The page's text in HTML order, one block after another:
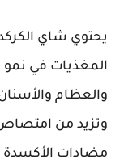
يحتوي شاي
المغذيات في نمو
والعظام
وتزيد من
مضادات الأكسدة